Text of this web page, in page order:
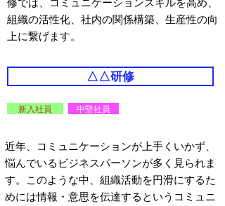
修では、コミュニケーションスキルを高め、
組織の活性化、社内の関係構築、生産性の向
上に繋げます。
△△研修
新入社員 中堅社員
近年、コミュニケーションが上手くいかず、
悩んでいるビジネスパーソンが多く見られま
す。このような中、組織活動を円滑にするた
めには情報・意思を伝達するというコミュニ